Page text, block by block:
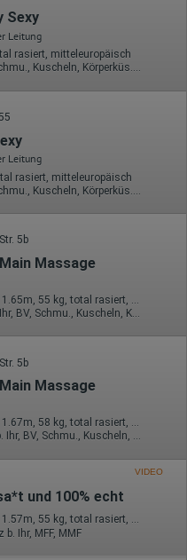
Abkommens über den
dies bedeutet, dass alle
in Ausnahmefällen wird die
Google in den USA
dem Browser des Nutzers
anderen Daten von Google
sind folgende:
oder
er auf weitere Seiten des
verlassen?
Es wird verwendet, um
sammeln. Hotjar kann
von Ihnen bereitgestellte
Sexy
Leitung
rasiert, mitteleuropäisch
69, Franz b. Ihr, BV, Schmu., Kuscheln, Körperküs., EL, Mast.
Leitung
rasiert, mitteleuropäisch
5b
Massage
40 Jahre, 75B, KF 38, 1.65m, 55 kg, total rasiert, osteuropäisch
69, GF6, DT, Franz b. Ihr, BV, Schmu., Kuscheln, Körperküs.
5b
Massage
30 Jahre, 75A, KF 36, 1.67m, 58 kg, total rasiert, deutsch
ZK, 69, devot, Franz b. Ihr, BV, Schmu., Kuscheln, Körperküs.
VIDEO
und 100% echt
18 Jahre, 70B, KF 34, 1.57m, 55 kg, total rasiert, deutsch
b. Ihr, MFF, MMF